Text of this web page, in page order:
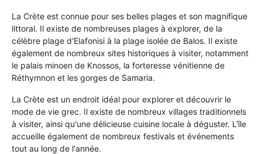
La Crète est connue pour ses belles plages et son magnifique
littoral. Il existe de nombreuses plages à explorer, de la
célèbre plage d'Elafonisi à la plage isolée de Balos. Il existe
également de nombreux sites historiques à visiter, notamment
le palais minoen de Knossos, la forteresse vénitienne de
Réthymnon et les gorges de Samaria.
La Crète est un endroit idéal pour explorer et découvrir le
mode de vie grec. Il existe de nombreux villages traditionnels
à visiter, ainsi qu'une délicieuse cuisine locale à déguster. L'île
accueille également de nombreux festivals et événements
tout au long de l'année.